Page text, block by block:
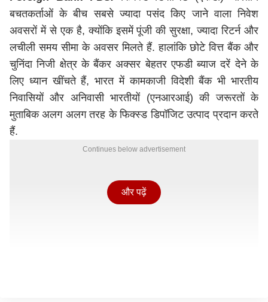
बचतकर्ताओं के बीच सबसे ज्यादा पसंद किए जाने वाला निवेश
अवसरों में से एक है, क्योंकि इसमें पूंजी की सुरक्षा, ज्यादा रिटर्न और
लचीली समय सीमा के अवसर मिलते हैं. हालांकि छोटे वित्त बैंक और
चुनिंदा निजी क्षेत्र के बैंकर अक्सर बेहतर एफडी ब्याज दरें देने के
लिए ध्यान खींचते हैं, भारत में कामकाजी विदेशी बैंक भी भारतीय
निवासियों और अनिवासी भारतीयों (एनआरआई) की जरूरतों के
मुताबिक अलग अलग तरह के फिक्स्ड डिपॉजिट उत्पाद प्रदान करते
हैं.
Continues below advertisement
और पढ़ें